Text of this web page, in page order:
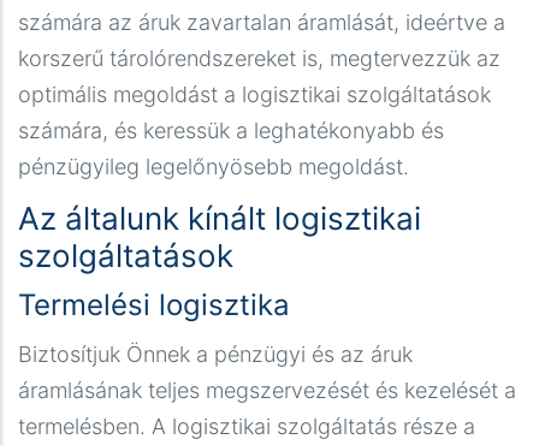
számára az áruk zavartalan áramlását, ideértve a
korszerű tárolórendszereket is, megtervezzük az
optimális megoldást a logisztikai szolgáltatások
számára, és keressük a leghatékonyabb és
pénzügyileg legelőnyösebb megoldást.
Az általunk kínált logisztikai
szolgáltatások
Termelési logisztika
Biztosítjuk Önnek a pénzügyi és az áruk
áramlásának teljes megszervezését és kezelését a
termelésben. A logisztikai szolgáltatás része a